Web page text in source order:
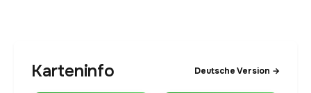
Karteninfo Deutsche Version →